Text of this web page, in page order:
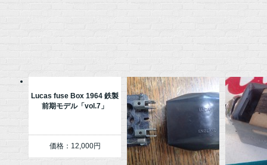
Lucas fuse Box 1964 鉄製
前期モデル「vol.7」
価格：12,000円